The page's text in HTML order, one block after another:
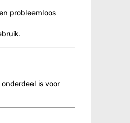
probleemloos
is voor